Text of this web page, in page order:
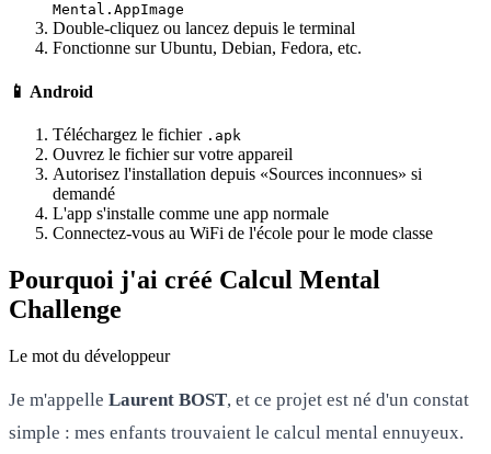
Mental.AppImage
Double-cliquez ou lancez depuis le terminal
Fonctionne sur Ubuntu, Debian, Fedora, etc.
📱 Android
Téléchargez le fichier .apk
Ouvrez le fichier sur votre appareil
Autorisez l'installation depuis «Sources inconnues» si
demandé
L'app s'installe comme une app normale
Connectez-vous au WiFi de l'école pour le mode classe
Pourquoi j'ai créé Calcul Mental
Challenge
Le mot du développeur
Je m'appelle Laurent BOST, et ce projet est né d'un constat
simple : mes enfants trouvaient le calcul mental ennuyeux.